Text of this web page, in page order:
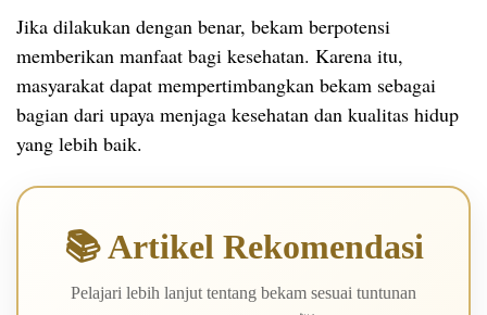
Jika dilakukan dengan benar, bekam berpotensi
memberikan manfaat bagi kesehatan. Karena itu,
masyarakat dapat mempertimbangkan bekam sebagai
bagian dari upaya menjaga kesehatan dan kualitas hidup
yang lebih baik.
📚 Artikel Rekomendasi
Pelajari lebih lanjut tentang bekam sesuai tuntunan